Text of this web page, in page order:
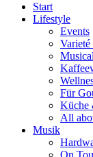
Start
Lifestyle
Events
Musical
Für
Küche
All
Musik
On